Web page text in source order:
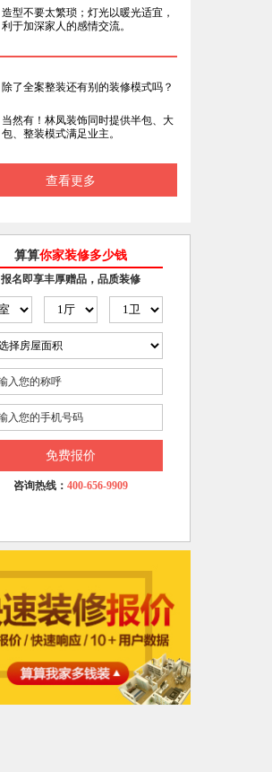
造型不要太繁琐；灯光以暖光适宜，
利于加深家人的感情交流。
除了全案整装还有别的装修模式吗？
当然有！林凤装饰同时提供半包、大
包、整装模式满足业主。
查看更多
算算你家装修多少钱
报名即享丰厚赠品，品质装修
免费报价
咨询热线： 400-656-9909